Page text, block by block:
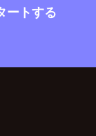
ートする